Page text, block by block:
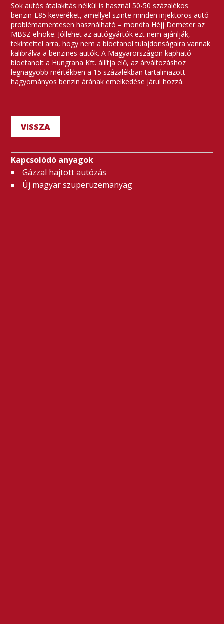
Sok autós átalakítás nélkül is használ 50-50 százalékos
benzin-E85 keveréket, amellyel szinte minden injektoros autó
problémamentesen használható – mondta Héjj Demeter az
MBSZ elnöke. Jóllehet az autógyártók ezt nem ajánlják,
tekintettel arra, hogy nem a bioetanol tulajdonságaira vannak
kalibrálva a benzines autók. A Magyarországon kapható
bioetanolt a Hungrana Kft. állítja elő, az árváltozáshoz
legnagyobb mértékben a 15 százalékban tartalmazott
hagyományos benzin árának emelkedése járul hozzá.
VISSZA
Kapcsolódó anyagok
Gázzal hajtott autózás
Új magyar szuperüzemanyag